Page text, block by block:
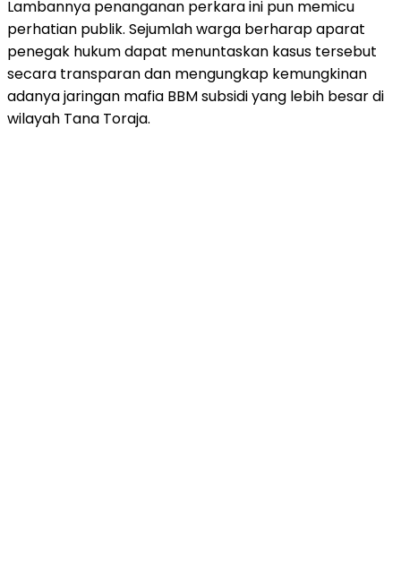
Lambannya penanganan perkara ini pun memicu
perhatian publik. Sejumlah warga berharap aparat
penegak hukum dapat menuntaskan kasus tersebut
secara transparan dan mengungkap kemungkinan
adanya jaringan mafia BBM subsidi yang lebih besar di
wilayah Tana Toraja.